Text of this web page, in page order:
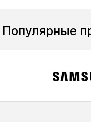
Популярные